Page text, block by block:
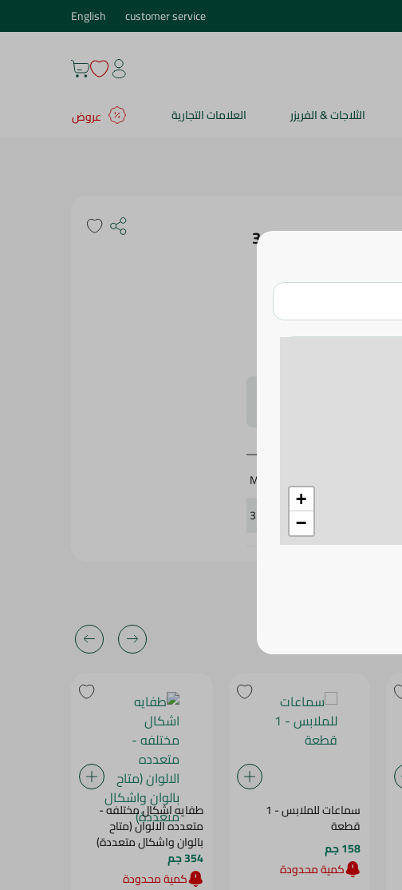
customer service
English
الثلاجات & الفريزر العلامات التجارية
عروض
شماعات ملابس بنفسجية مضادة للانزلاق من ميجو - 3
Migo'S
371609
سماعات للملابس - 1
قطعة
158 جم
كمية محدودة
طفايه اشكال مختلفه -
متعدده الالوان (متاح
بالوان واشكال متعددة)
354 جم
كمية محدودة
+
−